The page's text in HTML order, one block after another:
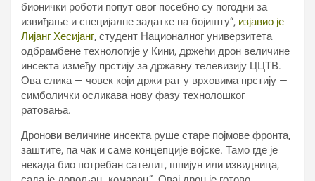
бионички роботи попут овог посебно су погодни за
извиђање и специјалне задатке на бојишту“, изјавио је
Лијанг Хесијанг, студент Националног универзитета
одбрамбене технологије у Кини, држећи дрон величине
инсекта између прстију за државну телевизију ЦЦТВ.
Ова слика — човек који држи рат у врховима прстију —
симболички осликава нову фазу технолошког
ратовања.
Дронови величине инсекта руше старе појмове фронта,
заштите, па чак и саме концепције војске. Тамо где је
некада био потребан сателит, шпијун или извидница,